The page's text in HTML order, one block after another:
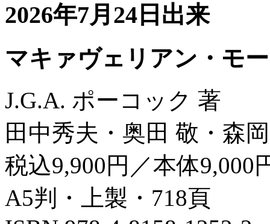
2026年7月24日出来
マキァヴェリアン・モ
J.G.A. ポーコック 著
田中秀夫・奥田 敬・森
税込9,900円／本体9,000
A5判・上製・718頁